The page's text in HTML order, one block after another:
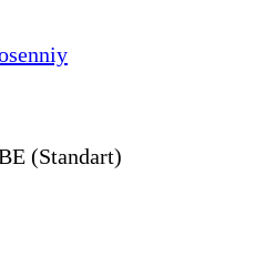
(Standart)